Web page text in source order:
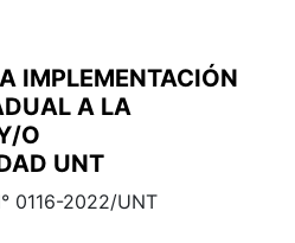
IMPLEMENTACIÓN
A LA
O
UNT
0116-2022/UNT